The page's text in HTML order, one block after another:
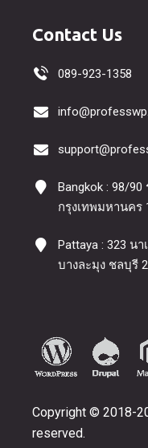
Contact Us
089-923-1358
Bangkok : 98/
กรุงเทพมหานคร
Pattaya : 323 น
บางละมุง ชลบุรี
Copyright © 2018-
reserved.